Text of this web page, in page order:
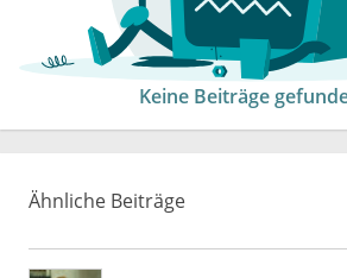
Keine Beiträge
Ähnliche Beiträge